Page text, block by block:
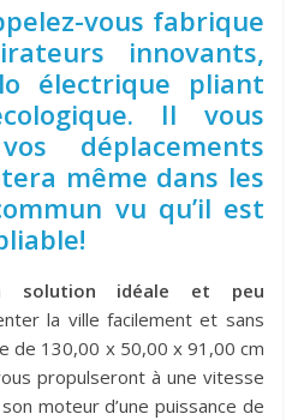
vous fabrique
innovants,
électrique pliant
Il vous
déplacements
même dans les
vu qu’il est
solution idéale et peu
la ville facilement et sans
de 130,00 x 50,00 x 91,00 cm
propulseront à une vitesse
moteur d’une puissance de